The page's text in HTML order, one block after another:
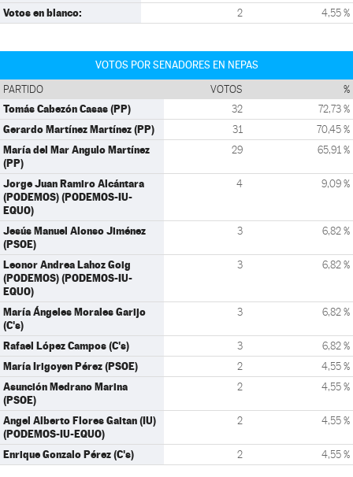
Votos en blanco: 2 4,55 %
VOTOS POR SENADORES EN NEPAS
PARTIDO VOTOS %
Tomás Cabezón Casas (PP) 32 72,73 %
Gerardo Martínez Martínez (PP) 31 70,45 %
María del Mar Angulo Martínez
(PP)
29 65,91 %
Jorge Juan Ramiro Alcántara
(PODEMOS) (PODEMOS-IU-
EQUO)
4 9,09 %
Jesús Manuel Alonso Jiménez
(PSOE)
3 6,82 %
Leonor Andrea Lahoz Goig
(PODEMOS) (PODEMOS-IU-
EQUO)
3 6,82 %
María Ángeles Morales Garijo
(C's)
3 6,82 %
Rafael López Campos (C's) 3 6,82 %
María Irigoyen Pérez (PSOE) 2 4,55 %
Asunción Medrano Marina
(PSOE)
2 4,55 %
Angel Alberto Flores Gaitan (IU)
(PODEMOS-IU-EQUO)
2 4,55 %
Enrique Gonzalo Pérez (C's) 2 4,55 %